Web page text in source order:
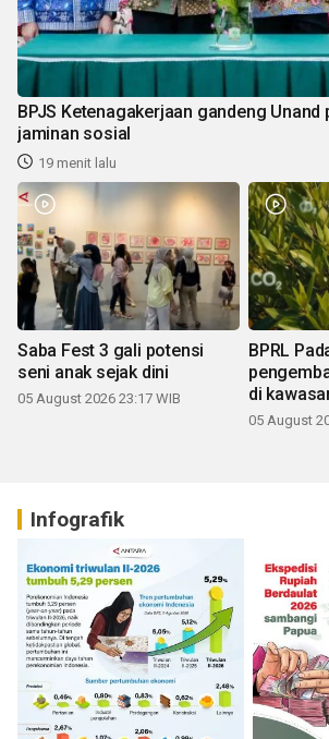
BPJS Ketenagakerjaan gandeng
jaminan sosial
19 menit lalu
Saba Fest 3 gali potensi
seni anak sejak dini
05 August 2026 23:17 WIB
BPRL
di
05 August
Infografik